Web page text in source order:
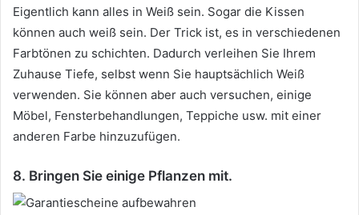
Eigentlich kann alles in Weiß sein. Sogar die Kissen
können auch weiß sein. Der Trick ist, es in verschiedenen
Farbtönen zu schichten. Dadurch verleihen Sie Ihrem
Zuhause Tiefe, selbst wenn Sie hauptsächlich Weiß
verwenden. Sie können aber auch versuchen, einige
Möbel, Fensterbehandlungen, Teppiche usw. mit einer
anderen Farbe hinzuzufügen.
8. Bringen Sie einige Pflanzen mit.